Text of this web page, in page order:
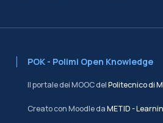
POK - Polimi Open Knowledge
Il portale dei MOOC delPolitecnico di
Creato con Moodle daMETID -